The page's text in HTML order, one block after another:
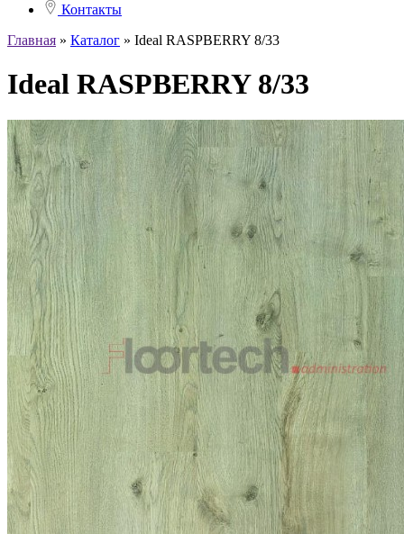
Контакты
Главная » Каталог » Ideal RASPBERRY 8/33
Ideal RASPBERRY 8/33